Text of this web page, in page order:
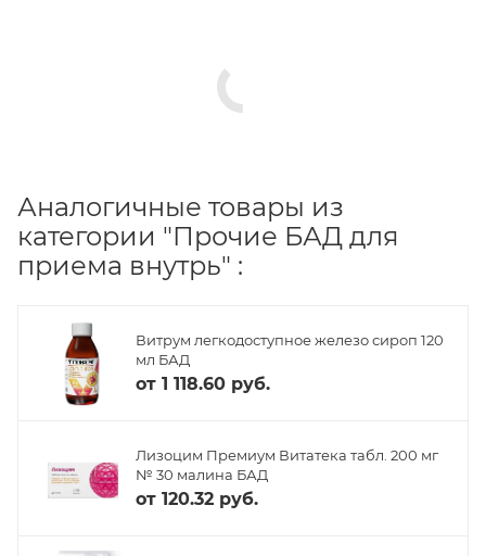
Аналогичные товары из
категории "Прочие БАД для
приема внутрь" :
Витрум легкодоступное железо сироп 120
мл БАД
от 1 118.60 руб.
Лизоцим Премиум Витатека табл. 200 мг
№ 30 малина БАД
от 120.32 руб.